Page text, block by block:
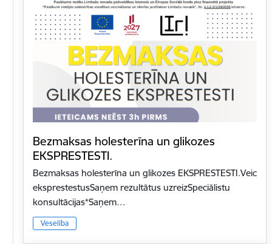
Bezmaksas holesterīna un glikozes
EKSPRESTESTI.
Bezmaksas holesterīna un glikozes EKSPRESTESTI.Veic
eksprestestusSaņem rezultātus uzreizSpeciālistu
konsultācijas*Saņem…
Veselība